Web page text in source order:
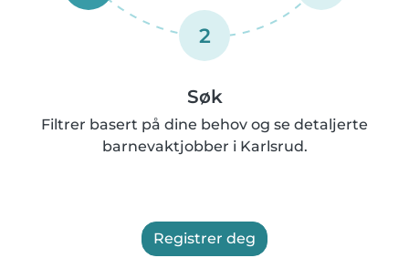
2
Søk
Filtrer basert på dine behov og se detaljerte
barnevaktjobber i Karlsrud.
Registrer deg